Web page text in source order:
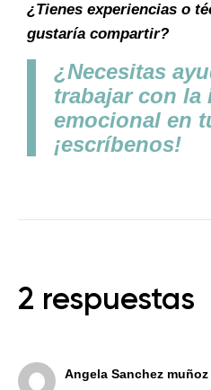
¿Tienes experiencias o
gustaría compartir?
¿Necesitas
trabajar con la
emocional en
¡escríbenos!
2 respuestas
Angela Sanchez muñoz